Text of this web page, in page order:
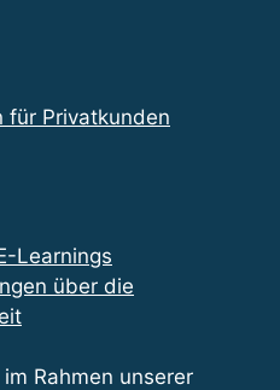
für Privatkunden
Learnings
über die
Rahmen unserer